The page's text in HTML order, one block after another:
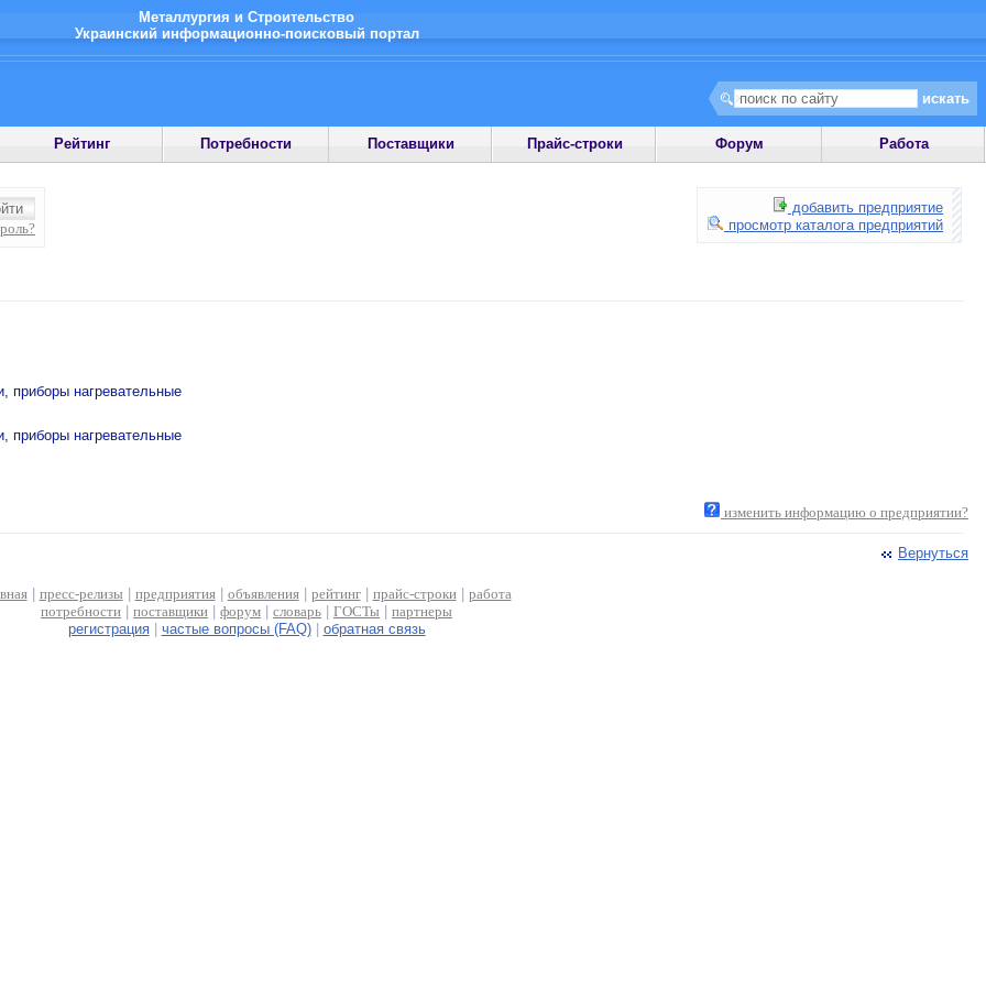
Металлургия и Строительство
Украинский информационно-поисковый портал
Рейтинг Потребности Поставщики Прайс-строки Форум Работа
добавить предприятие
просмотр каталога предприятий
приборы нагревательные
приборы нагревательные
изменить информацию о предприятии?
Вернуться
| пресс-релизы предприятия| объявления| рейтинг| прайс-строки| работа
потребности
поставщики форум словарь ГОСТы
партнеры
регистрация| частые вопросы (FAQ)| обратная связь